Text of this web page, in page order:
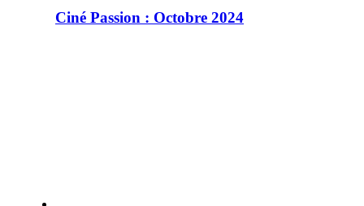
Ciné Passion : Octobre 2024